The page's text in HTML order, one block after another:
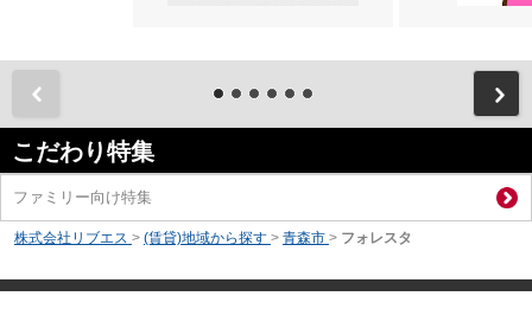
こだわり特集
ファミリー向け特集
株式会社リブエス > (賃貸)地域から探す > 青森市 > フォレスタ